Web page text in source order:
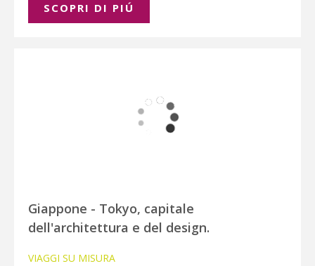
SCOPRI DI PIÚ
Giappone - Tokyo, capitale
dell'architettura e del design.
VIAGGI SU MISURA